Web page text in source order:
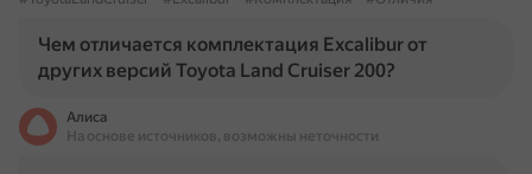
Чем отличается комплектация Excalibur от
других версий Toyota Land Cruiser 200?
Алиса
На основе источников, возможны неточности